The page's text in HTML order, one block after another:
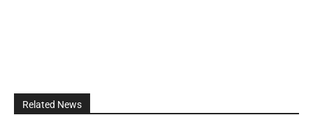
Related News